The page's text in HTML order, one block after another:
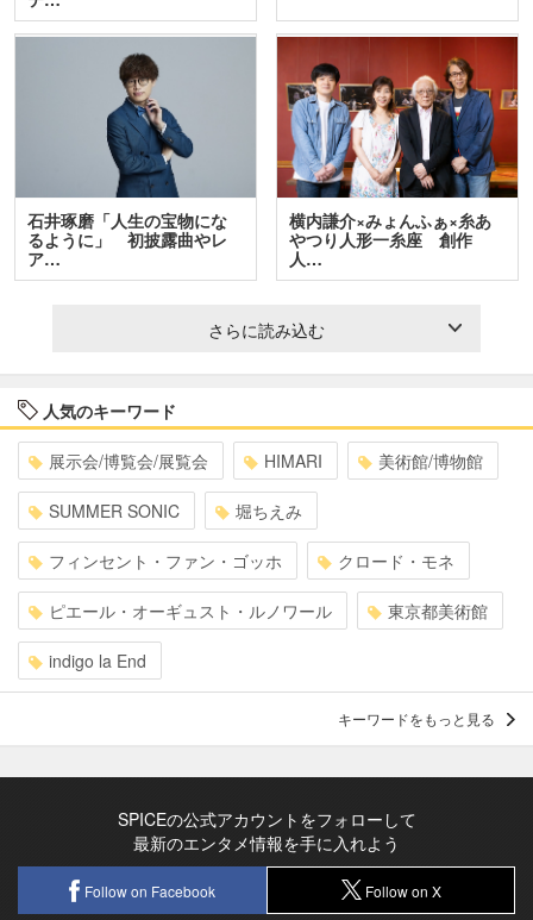
石井琢磨「人生の宝物にな
るように」 初披露曲やレ
ア…
横内謙介×みょんふぁ×糸あ
やつり人形一糸座 創作
人…
さらに読み込む
人気のキーワード
展示会/博覧会/展覧会 HIMARI 美術館/博物館
SUMMER SONIC 堀ちえみ
フィンセント・ファン・ゴッホ クロード・モネ
ピエール・オーギュスト・ルノワール 東京都美術館
indigo la End
キーワードをもっと見る
SPICEの公式アカウントをフォローして
最新のエンタメ情報を手に入れよう
Follow on Facebook Follow on X